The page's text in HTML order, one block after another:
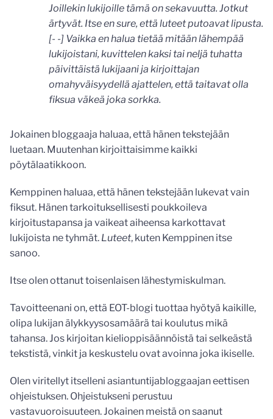
Joillekin lukijoille tämä on sekavuutta. Jotkut
ärtyvät. Itse en sure, että luteet putoavat lipusta.
[- -] Vaikka en halua tietää mitään lähempää
lukijoistani, kuvittelen kaksi tai neljä tuhatta
päivittäistä lukijaani ja kirjoittajan
omahyväisyydellä ajattelen, että taitavat olla
fiksua väkeä joka sorkka.
Jokainen bloggaaja haluaa, että hänen tekstejään
luetaan. Muutenhan kirjoittaisimme kaikki
pöytälaatikkoon.
Kemppinen haluaa, että hänen tekstejään lukevat vain
fiksut. Hänen tarkoituksellisesti poukkoileva
kirjoitustapansa ja vaikeat aiheensa karkottavat
lukijoista ne tyhmät. Luteet, kuten Kemppinen itse
sanoo.
Itse olen ottanut toisenlaisen lähestymiskulman.
Tavoitteenani on, että EOT-blogi tuottaa hyötyä kaikille,
olipa lukijan älykkyysosamäärä tai koulutus mikä
tahansa. Jos kirjoitan kielioppisäännöistä tai selkeästä
tekstistä, vinkit ja keskustelu ovat avoinna joka ikiselle.
Olen viritellyt itselleni asiantuntijabloggaajan eettisen
ohjeistuksen. Ohjeistukseni perustuu
vastavuoroisuuteen. Jokainen meistä on saanut